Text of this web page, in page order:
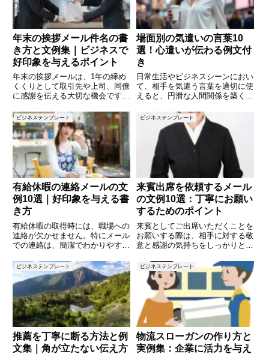
年末の挨拶メール件名の書
き方と文例集｜ビジネスで
好印象を与えるポイント
年末の挨拶メールは、1年の締め
くくりとして取引先や上司、同僚
に感謝を伝える大切な機会です。
も印象を左右する重要な要素。相
手がすぐに内容を理解できるよう
に、ビジネスにふさわしい件名を
つけることがポイントです。この
場面別の気遣いの言葉10
選！心遣いが伝わる例文付
き
日常生活やビジネスシーンにおい
て、相手を気遣う言葉を適切に使
えると、円滑な人間関係を築くこ
ような言葉を使えば良いのか分か
らない」「もっと自然に気遣いを
伝えたい」と感じることはありま
せんか？本記事では、ビジネスや
ビジネステンプレート
有給休暇の連絡メールの文
例10選｜好印象を与える書
き方
有給休暇の取得時には、職場への
連絡が欠かせません。特にメール
での連絡は、簡潔でわかりやす
ポイントです。本記事では、有給
休暇の連絡メールの基本ルールや
注意点を解説し、実際に使える文
例を10個ご紹介します。スムー
ズ
ビジネステンプレート
来賓出席を依頼するメール
の文例10選：丁寧にお願い
するためのポイント
来賓としてご出席いただくことを
お願いする際は、相手に対する敬
意と感謝の気持ちをしっかりと伝
的な日時や内容を明確に記載する
ことで、相手にとって対応しやす
い依頼となります。この記事で
は、来賓出席を依頼する際に使え
る
ビジネステンプレート
推薦を丁寧に断る方法と例
文集｜角が立たない伝え方
ビジネステンプレート
物流スローガンの作り方と
実例集：企業に活力を与え